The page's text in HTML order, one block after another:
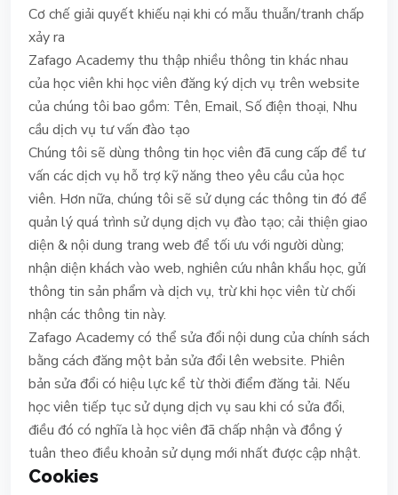
Cơ chế giải quyết khiếu nại khi có mẫu thuẫn/tranh chấp
xảy ra
Zafago Academy thu thập nhiều thông tin khác nhau
của học viên khi học viên đăng ký dịch vụ trên website
của chúng tôi bao gồm: Tên, Email, Số điện thoại, Nhu
cầu dịch vụ tư vấn đào tạo
Chúng tôi sẽ dùng thông tin học viên đã cung cấp để tư
vấn các dịch vụ hỗ trợ kỹ năng theo yêu cầu của học
viên. Hơn nữa, chúng tôi sẽ sử dụng các thông tin đó để
quản lý quá trình sử dụng dịch vụ đào tạo; cải thiện giao
diện & nội dung trang web để tối ưu với người dùng;
nhận diện khách vào web, nghiên cứu nhân khẩu học, gửi
thông tin sản phẩm và dịch vụ, trừ khi học viên từ chối
nhận các thông tin này.
Zafago Academy có thể sửa đổi nội dung của chính sách
bằng cách đăng một bản sửa đổi lên website. Phiên
bản sửa đổi có hiệu lực kể từ thời điểm đăng tải. Nếu
học viên tiếp tục sử dụng dịch vụ sau khi có sửa đổi,
điều đó có nghĩa là học viên đã chấp nhận và đồng ý
tuân theo điều khoản sử dụng mới nhất được cập nhật.
Cookies